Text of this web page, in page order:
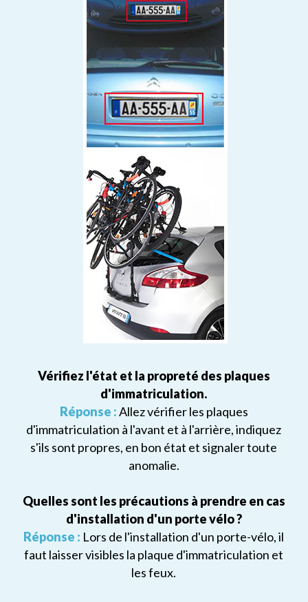
Vérifiez l'état et la propreté des plaques
d'immatriculation.
Réponse :Allez vérifier les plaques
d'immatriculation à l'avant et à l'arrière, indiquez
s'ils sont propres, en bon état et signaler toute
anomalie.
Quelles sont les précautions à prendre en cas
d'installation d'un porte vélo ?
Réponse : Lors de l'installation d'un porte-vélo, il
faut laisser visibles la plaque d'immatriculation et
les feux.